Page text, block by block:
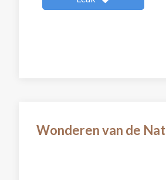
Wonderen van de